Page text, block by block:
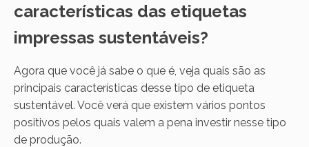
características das etiquetas
impressas sustentáveis?
Agora que você já sabe o que é, veja quais são as
principais características desse tipo de etiqueta
sustentável. Você verá que existem vários pontos
positivos pelos quais valem a pena investir nesse tipo
de produção.